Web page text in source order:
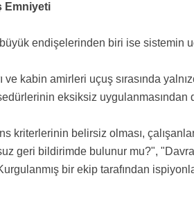
Emniyeti
büyük endişelerinden biri ise sistemin
ve kabin amirleri uçuş sırasında
eksiksiz uygulanmasından
kriterlerinin belirsiz olması,
geri bildirimde bulunur mu?",
bir ekip tarafından